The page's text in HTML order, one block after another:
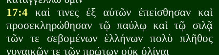
17:4 καί τινες ἐξ αὐτῶν ἐπείσθησαν καὶ
προσεκληρώθησαν τῷ παύλῳ καὶ τῷ σιλᾷ
τῶν τε σεβομένων ἑλλήνων πολὺ πλῆθος
γυναικῶν τε τῶν πρώτων οὐκ ὀλίγαι